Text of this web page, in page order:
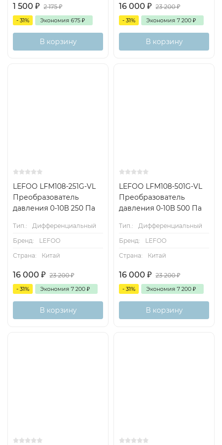
1 500 ₽ 2 175₽
- 31% Экономия 675 ₽
В корзину
16 000 ₽ 23 200₽
- 31% Экономия 7 200 ₽
В корзину
LEFOO LFM108-251G-VL
Преобразователь
давления 0-10В 250 Па
Тип.:
Дифференциальный
Бренд:
LEFOO
Страна:
Китай
16 000 ₽ 23 200₽
- 31% Экономия 7 200 ₽
В корзину
LEFOO LFM108-501G-VL
Преобразователь
давления 0-10В 500 Па
Тип.:
Дифференциальный
Бренд:
LEFOO
Страна:
Китай
16 000 ₽ 23 200₽
- 31% Экономия 7 200 ₽
В корзину